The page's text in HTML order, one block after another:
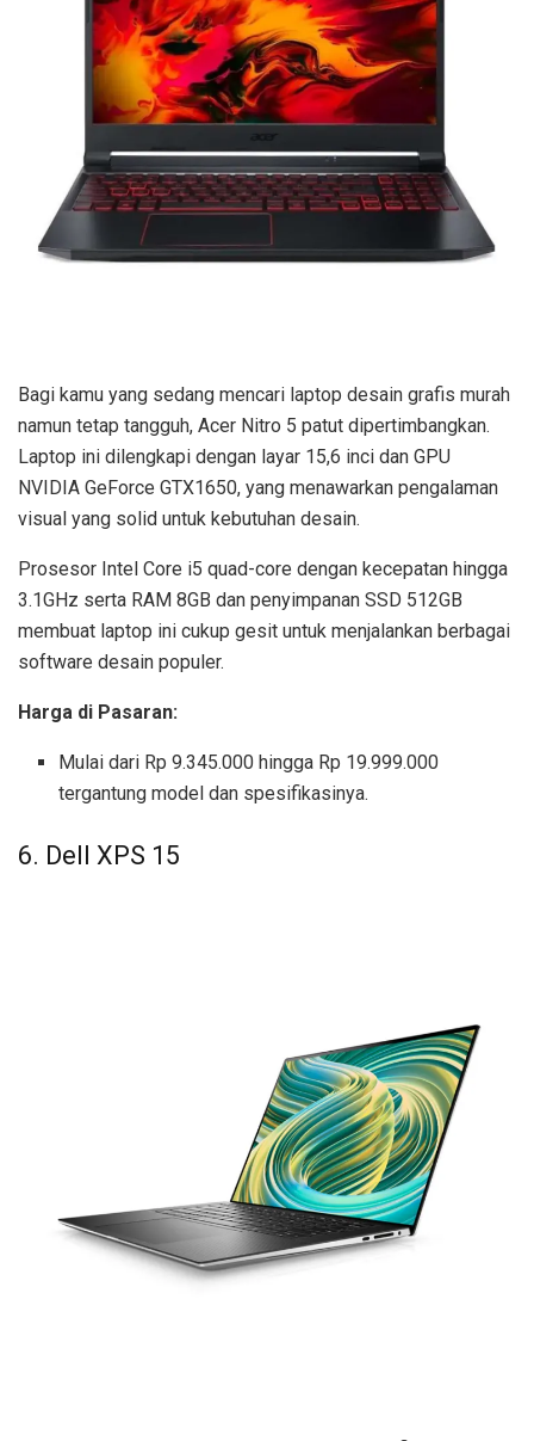
Bagi kamu yang sedang mencari laptop desain grafis murah
namun tetap tangguh, Acer Nitro 5 patut dipertimbangkan.
Laptop ini dilengkapi dengan layar 15,6 inci dan GPU
NVIDIA GeForce GTX1650, yang menawarkan pengalaman
visual yang solid untuk kebutuhan desain.
Prosesor Intel Core i5 quad-core dengan kecepatan hingga
3.1GHz serta RAM 8GB dan penyimpanan SSD 512GB
membuat laptop ini cukup gesit untuk menjalankan berbagai
software desain populer.
Harga di Pasaran:
Mulai dari Rp 9.345.000 hingga Rp 19.999.000
tergantung model dan spesifikasinya.
6. Dell XPS 15